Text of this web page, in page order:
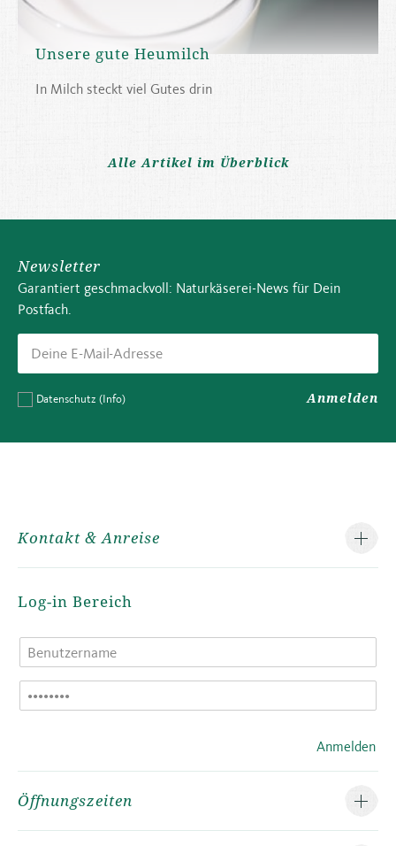
Unsere gute Heumilch
In Milch steckt viel Gutes drin
Alle Artikel im Überblick
Newsletter
Garantiert geschmackvoll: Naturkäserei-News für Dein
Postfach.
Datenschutz (Info) Anmelden
Kontakt & Anreise
Log-in Bereich
Anmelden
Öffnungszeiten